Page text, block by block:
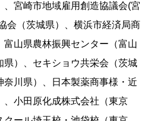
宮崎市地域雇用創造協議会(宮
会（茨城県）、横浜市経済局商
山県農林振興センター（富山
県）、セキショウ共栄会（茨城
奈川県）、日本製薬商事様・近
、小田原化成株式会社（東京